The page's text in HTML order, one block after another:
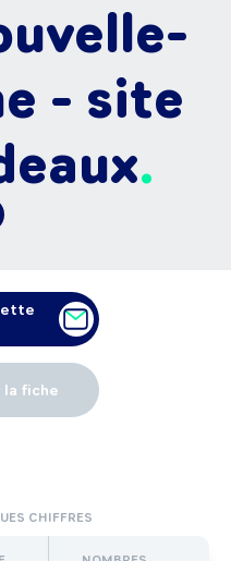
- site
la fiche
CHIFFRES